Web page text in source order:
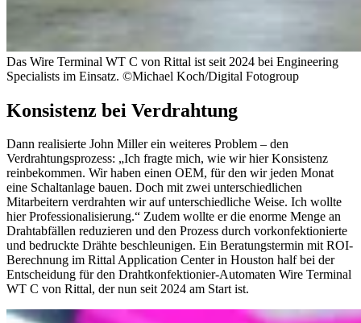
Das Wire Terminal WT C von Rittal ist seit 2024 bei Engineering
Specialists im Einsatz. ©Michael Koch/Digital Fotogroup
Konsistenz bei Verdrahtung
Dann realisierte John Miller ein weiteres Problem – den
Verdrahtungsprozess: „Ich fragte mich, wie wir hier Konsistenz
reinbekommen. Wir haben einen OEM, für den wir jeden Monat
eine Schaltanlage bauen. Doch mit zwei unterschiedlichen
Mitarbeitern verdrahten wir auf unterschiedliche Weise. Ich wollte
hier Professionalisierung.“ Zudem wollte er die enorme Menge an
Drahtabfällen reduzieren und den Prozess durch vorkonfektionierte
und bedruckte Drähte beschleunigen. Ein Beratungstermin mit ROI-
Berechnung im Rittal Application Center in Houston half bei der
Entscheidung für den Drahtkonfektionier-Automaten Wire Terminal
WT C von Rittal, der nun seit 2024 am Start ist.